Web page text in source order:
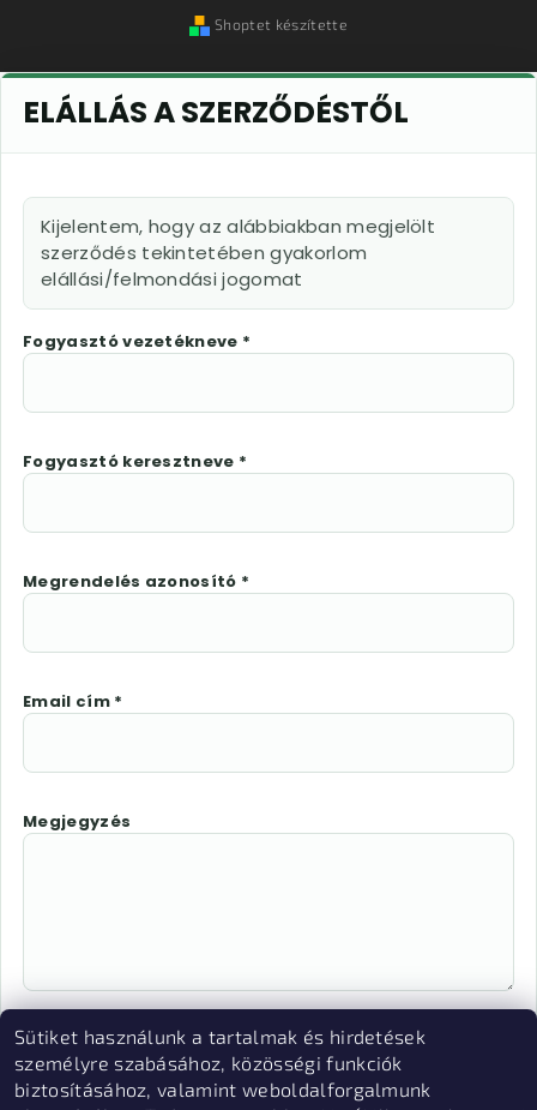
Shoptet készítette
ELÁLLÁS A SZERZŐDÉSTŐL
Kijelentem, hogy az alábbiakban megjelölt
szerződés tekintetében gyakorlom
elállási/felmondási jogomat
Fogyasztó vezetékneve *
Fogyasztó keresztneve *
Megrendelés azonosító *
Email cím *
Megjegyzés
Az "Elállás megerősítése" megnyomásával Ön
elektronikus úton elállási nyilatkozatot tesz és
Sütiket használunk a tartalmak és hirdetések
személyre szabásához, közösségi funkciók
biztosításához, valamint weboldalforgalmunk